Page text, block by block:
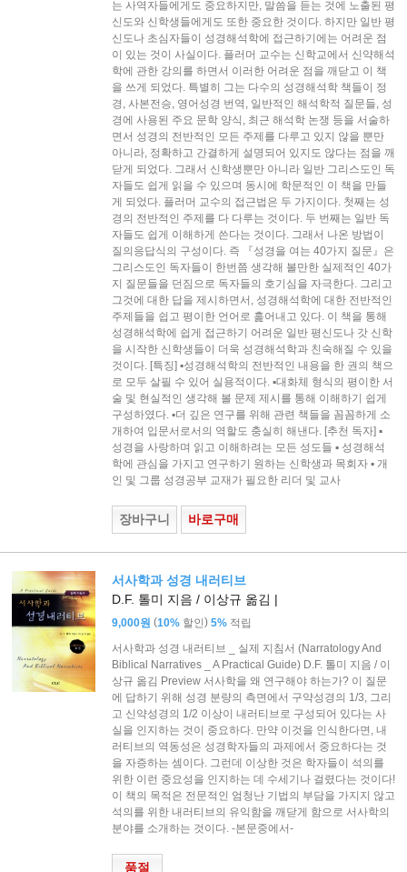
는 사역자들에게도 중요하지만, 말씀을 듣는 것에 노출된 평
신도와 신학생들에게도 또한 중요한 것이다. 하지만 일반 평
신도나 초심자들이 성경해석학에 접근하기에는 어려운 점
이 있는 것이 사실이다. 플러머 교수는 신학교에서 신약해석
학에 관한 강의를 하면서 이러한 어려운 점을 깨닫고 이 책
을 쓰게 되었다. 특별히 그는 다수의 성경해석학 책들이 정
경, 사본전승, 영어성경 번역, 일반적인 해석학적 질문들, 성
경에 사용된 주요 문학 양식, 최근 해석학 논쟁 등을 서술하
면서 성경의 전반적인 모든 주제를 다루고 있지 않을 뿐만
아니라, 정확하고 간결하게 설명되어 있지도 않다는 점을 깨
닫게 되었다. 그래서 신학생뿐만 아니라 일반 그리스도인 독
자들도 쉽게 읽을 수 있으며 동시에 학문적인 이 책을 만들
게 되었다. 플러머 교수의 접근법은 두 가지이다. 첫째는 성
경의 전반적인 주제를 다 다루는 것이다. 두 번째는 일반 독
자들도 쉽게 이해하게 쓴다는 것이다. 그래서 나온 방법이
질의응답식의 구성이다. 즉 『성경을 여는 40가지 질문』은
그리스도인 독자들이 한번쯤 생각해 볼만한 실제적인 40가
지 질문들을 던짐으로 독자들의 호기심을 자극한다. 그리고
그것에 대한 답을 제시하면서, 성경해석학에 대한 전반적인
주제들을 쉽고 평이한 언어로 훑어내고 있다. 이 책을 통해
성경해석학에 쉽게 접근하기 어려운 일반 평신도나 갓 신학
을 시작한 신학생들이 더욱 성경해석학과 친숙해질 수 있을
것이다. [특징] ▪성경해석학의 전반적인 내용을 한 권의 책으
로 모두 살필 수 있어 실용적이다. ▪대화체 형식의 평이한 서
술 및 현실적인 생각해 볼 문제 제시를 통해 이해하기 쉽게
구성하였다. ▪더 깊은 연구를 위해 관련 책들을 꼼꼼하게 소
개하여 입문서로서의 역할도 충실히 해낸다. [추천 독자] ▪
성경을 사랑하며 읽고 이해하려는 모든 성도들 ▪ 성경해석
학에 관심을 가지고 연구하기 원하는 신학생과 목회자 ▪ 개
인 및 그룹 성경공부 교재가 필요한 리더 및 교사
장바구니 바로구매
서사학과 성경 내러티브
D.F. 톨미 지음 / 이상규 옮김 |
9,000원 (10% 할인) 5% 적립
서사학과 성경 내러티브 _ 실제 지침서 (Narratology And
Biblical Narratives _ A Practical Guide) D.F. 톨미 지음 / 이
상규 옮김 Preview 서사학을 왜 연구해야 하는가? 이 질문
에 답하기 위해 성경 분량의 측면에서 구약성경의 1/3, 그리
고 신약성경의 1/2 이상이 내러티브로 구성되어 있다는 사
실을 인지하는 것이 중요하다. 만약 이것을 인식한다면, 내
러티브의 역동성은 성경학자들의 과제에서 중요하다는 것
을 자증하는 셈이다. 그런데 이상한 것은 학자들이 석의를
위한 이런 중요성을 인지하는 데 수세기나 걸렸다는 것이다!
이 책의 목적은 전문적인 엄청난 기법의 부담을 가지지 않고
석의를 위한 내러티브의 유익함을 깨닫게 함으로 서사학의
분야를 소개하는 것이다. -본문중에서-
품절